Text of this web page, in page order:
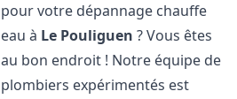
pour votre dépannage chauffe
eau à Le Pouliguen ? Vous êtes
au bon endroit ! Notre équipe de
plombiers expérimentés est